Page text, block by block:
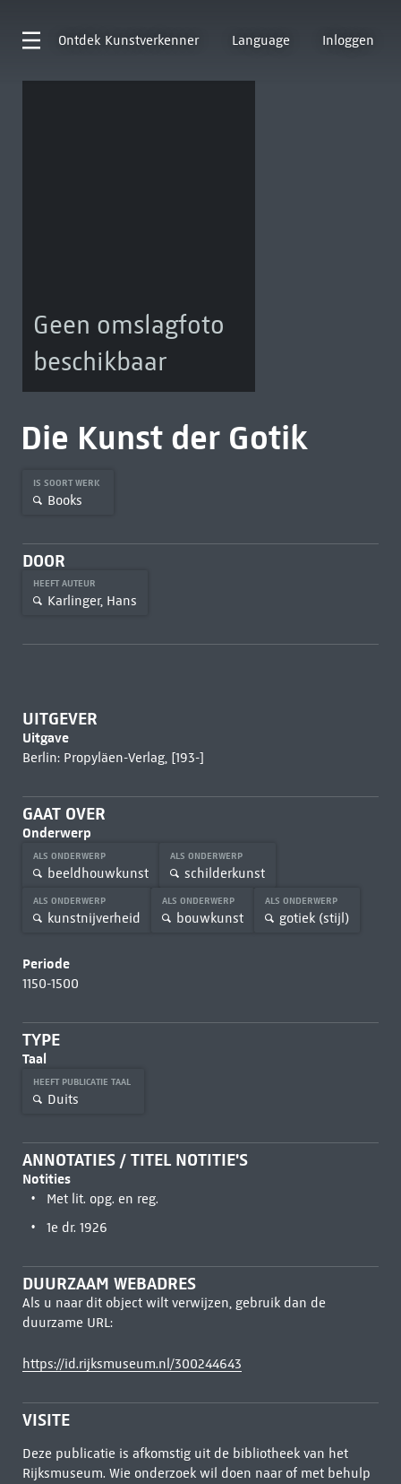
Ontdek Kunstverkenner Language Inloggen
Geen omslagfoto
beschikbaar
Die Kunst der Gotik
IS SOORT WERK
Books
DOOR
HEEFT AUTEUR
Karlinger, Hans
UITGEVER
Uitgave
Berlin: Propyläen-Verlag, [193-]
GAAT OVER
Onderwerp
ALS ONDERWERP
beeldhouwkunst
ALS ONDERWERP
schilderkunst
ALS ONDERWERP
kunstnijverheid
ALS ONDERWERP
bouwkunst
ALS ONDERWERP
gotiek (stijl)
Periode
1150-1500
TYPE
Taal
HEEFT PUBLICATIE TAAL
Duits
ANNOTATIES / TITEL NOTITIE'S
Notities
Met lit. opg. en reg.
1e dr. 1926
DUURZAAM WEBADRES
Als u naar dit object wilt verwijzen, gebruik dan de
duurzame URL:
https://id.rijksmuseum.nl/300244643
VISITE
Deze publicatie is afkomstig uit de bibliotheek van het
Rijksmuseum. Wie onderzoek wil doen naar of met behulp